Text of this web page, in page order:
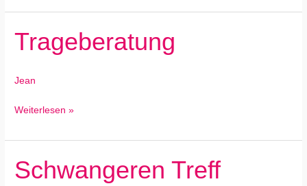
Trageberatung
Jean
Trageberatung
Weiterlesen »
Schwangeren Treff
Schwangeren
Treff